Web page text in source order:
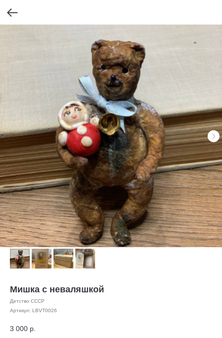
Мишка с неваляшкой
Детство СССР
Артикул: LBVT0026
3 000 р.